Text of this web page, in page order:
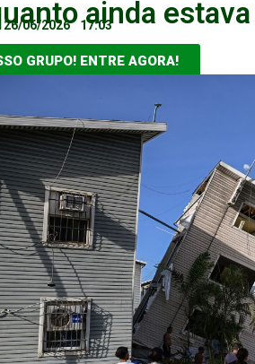
ainda
26/06/2026 17:03
GRUPO! ENTRE AGORA!